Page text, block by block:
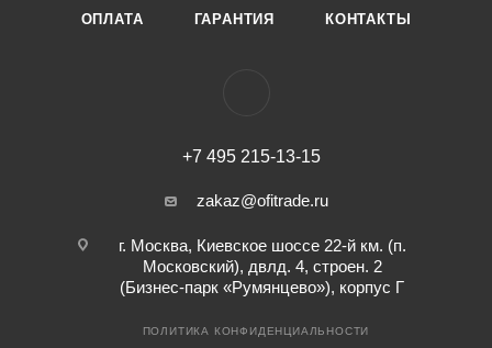
ОПЛАТА ГАРАНТИЯ КОНТАКТЫ
+7 495 215-13-15
zakaz@ofitrade.ru
г. Москва, Киевское шоссе 22-й км. (п.
Московский), двлд. 4, строен. 2
(Бизнес-парк «Румянцево»), корпус Г
ПОЛИТИКА КОНФИДЕНЦИАЛЬНОСТИ